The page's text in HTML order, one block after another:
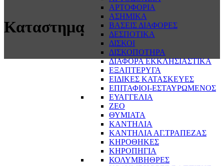
ΑΡΤΟΦΟΡΙΑ
ΑΣΗΜΙΚΑ
ΒΑΣΕΙΣ ΔΙΑΦΟΡΕΣ
ΔΕΣΠΟΤΙΚΑ
ΔΙΣΚΟΙ
ΔΙΣΚΟΠΟΤΗΡΑ
ΔΙΑΦΟΡΑ ΕΚΚΛΗΣΙΑΣΤΙΚΑ
ΕΞΑΠΤΕΡΥΓΑ
ΕΙΔΙΚΕΣ ΚΑΤΑΣΚΕΥΕΣ
ΕΠΙΤΑΦΙΟΙ-ΕΣΤΑΥΡΩΜΕΝΟΣ
ΕΥΑΓΓΕΛΙΑ
ΖΕΟ
ΘΥΜΙΑΤΑ
ΚΑΝΤΗΛΙΑ
ΚΑΝΤΗΛΙΑ ΑΓ.ΤΡΑΠΕΖΑΣ
ΚΗΡΟΘΗΚΕΣ
ΚΗΡΟΠΗΓΙΑ
ΚΟΛΥΜΒΗΘΡΕΣ
Καταστημα